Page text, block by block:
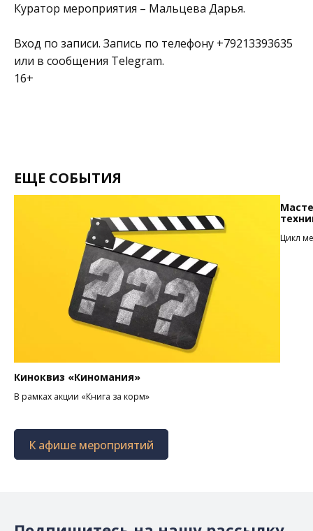
Куратор мероприятия – Мальцева Дарья.
Вход по записи. Запись по телефону +79213393635
или в сообщения Telegram.
16+
ЕЩЕ СОБЫТИЯ
Киноквиз «Киномания»
В рамках акции «Книга за корм»
Цикл
К афише мероприятий